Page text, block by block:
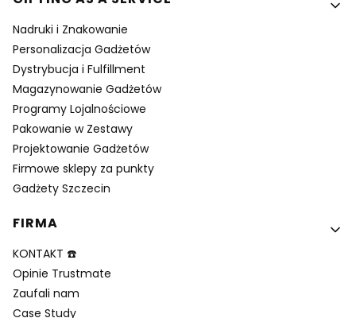
Nadruki i Znakowanie
Personalizacja Gadżetów
Dystrybucja i Fulfillment
Magazynowanie Gadżetów
Programy Lojalnościowe
Pakowanie w Zestawy
Projektowanie Gadżetów
Firmowe sklepy za punkty
Gadżety Szczecin
FIRMA
KONTAKT ☎️
Opinie Trustmate
Zaufali nam
Case Study